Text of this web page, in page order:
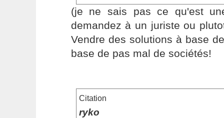
(je ne sais pas ce qu'est
demandez à un juriste ou
Vendre des solutions à base
base de pas mal de sociétés!
Citation
ryko